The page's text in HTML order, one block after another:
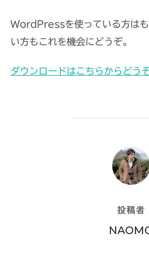
WordPressを使っている方はも
い方もこれを機会にどうぞ。
ダウンロードはこちらからどう
投稿者
投稿者